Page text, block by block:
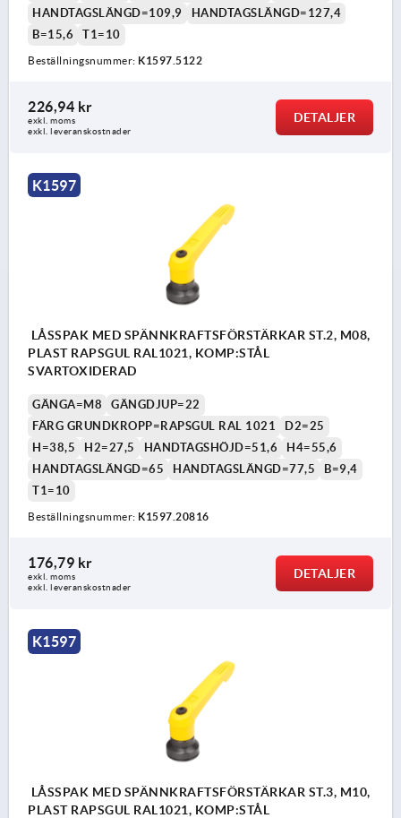
HANDTAGSLÄNGD=109,9
HANDTAGSLÄNGD=127,4
B=15,6
T1=10
Beställningsnummer: K1597.5122
226,94 kr
exkl. moms
exkl. leveranskostnader
DETALJER
K1597
LÅSSPAK MED SPÄNNKRAFTSFÖRSTÄRKAR ST.2, M08,
PLAST RAPSGUL RAL1021, KOMP:STÅL
SVARTOXIDERAD
GÄNGA=M8
GÄNGDJUP=22
FÄRG GRUNDKROPP=RAPSGUL RAL 1021
D2=25
H=38,5
H2=27,5 HANDTAGSHÖJD=51,6
H4=55,6
HANDTAGSLÄNGD=65
HANDTAGSLÄNGD=77,5
B=9,4
T1=10
Beställningsnummer: K1597.20816
176,79 kr
exkl. moms
exkl. leveranskostnader
DETALJER
K1597
LÅSSPAK MED SPÄNNKRAFTSFÖRSTÄRKAR ST.3, M10,
PLAST RAPSGUL RAL1021, KOMP:STÅL